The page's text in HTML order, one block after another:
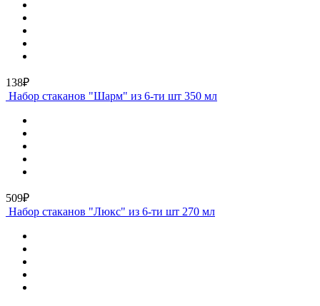
138₽
Набор стаканов "Шарм" из 6-ти шт 350 мл
509₽
Набор стаканов "Люкс" из 6-ти шт 270 мл